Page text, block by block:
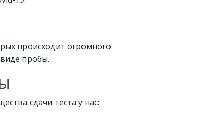
происходит огромного
пробы.
сдачи теста у нас: